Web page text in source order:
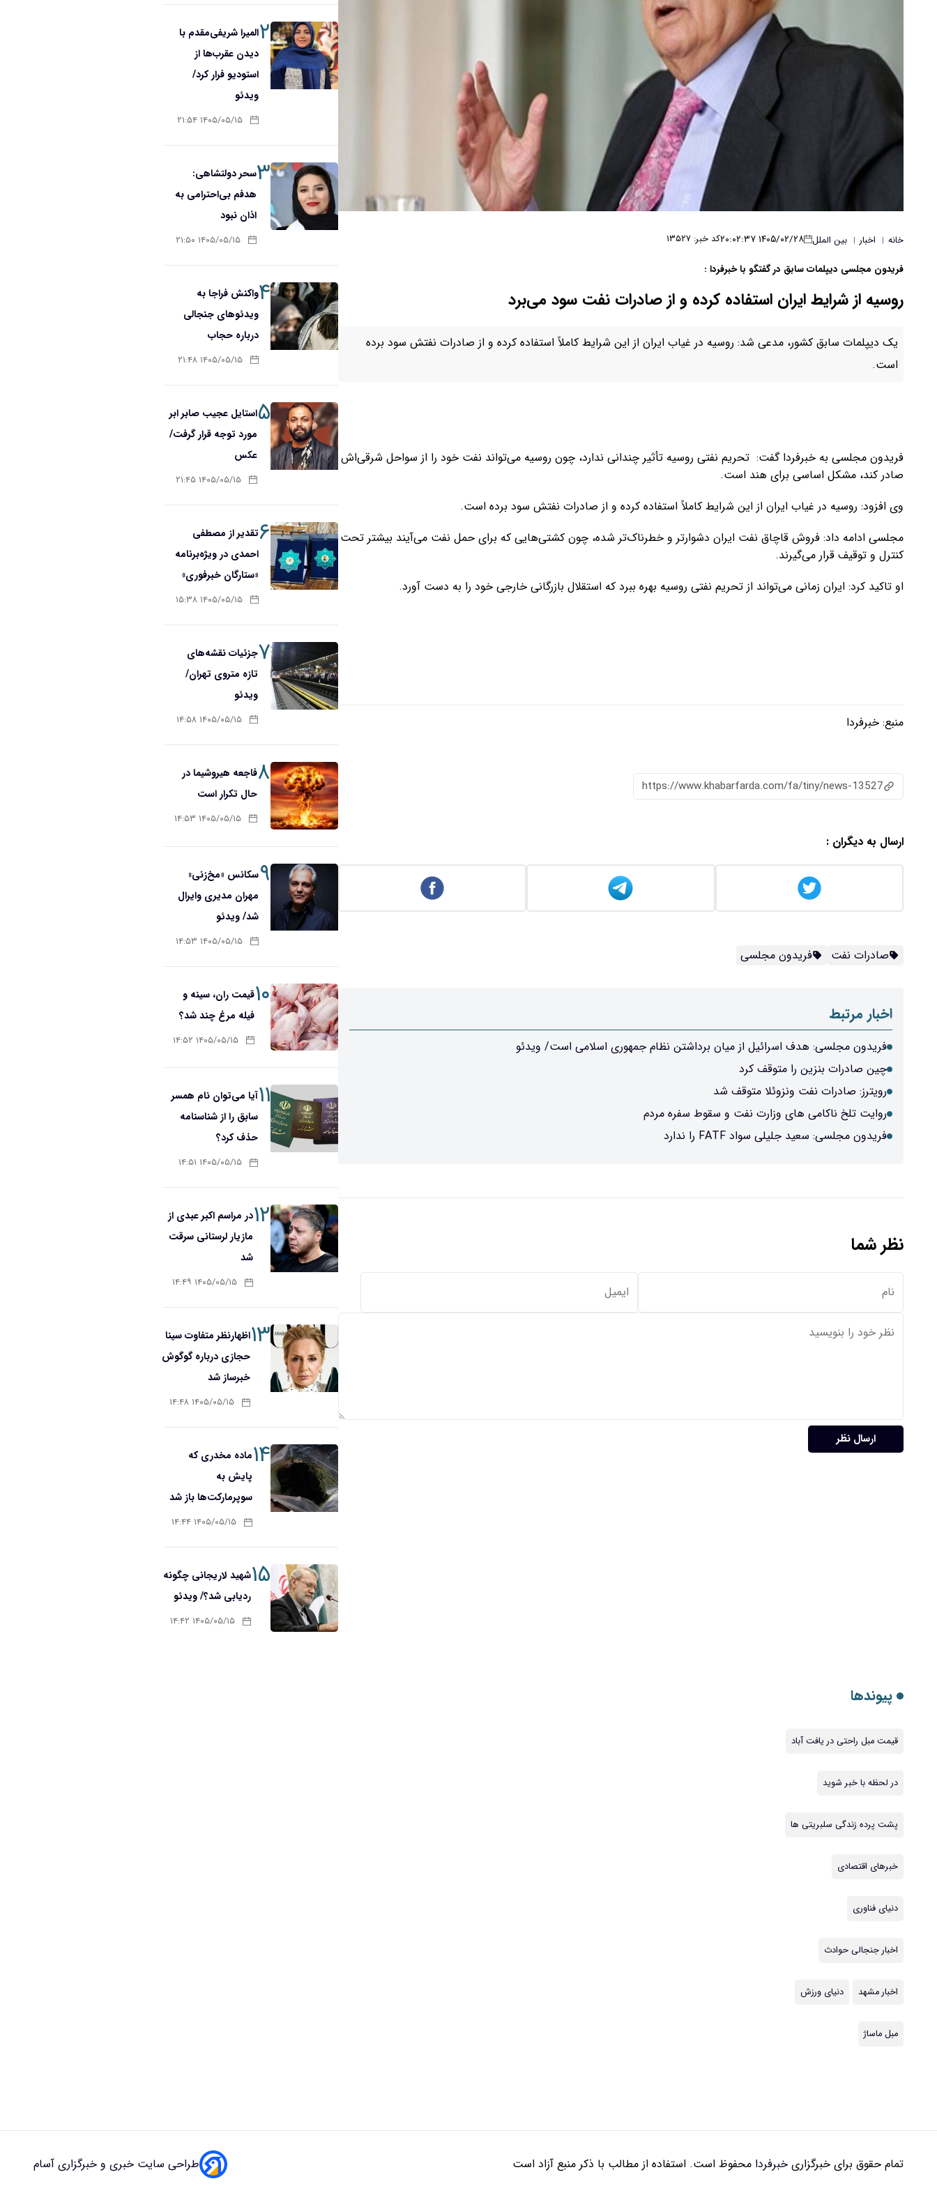
خانه | اخبار | بین الملل ۱۴۰۵/۰۲/۲۸ ۲۰:۰۲:۳۷ کد خبر: ۱۳۵۲۷
​فریدون مجلسی دیپلمات سابق در گفتگو با خبرفردا :
روسیه از شرایط ایران استفاده کرده و از صادرات نفت سود می‌برد
یک دیپلمات سابق کشور، مدعی شد: روسیه در غیاب ایران از این شرایط کاملاً استفاده کرده و از صادرات نفتش سود برده
است.
فریدون مجلسی به خبرفردا گفت: تحریم نفتی روسیه تأثیر چندانی ندارد، چون روسیه می‌تواند نفت خود را از سواحل شرقی‌اش
صادر کند، مشکل اساسی برای هند است.
وی افزود: روسیه در غیاب ایران از این شرایط کاملاً استفاده کرده و از صادرات نفتش سود برده است.
مجلسی ادامه داد: فروش قاچاق نفت ایران دشوارتر و خطرناک‌تر شده، چون کشتی‌هایی که برای حمل نفت می‌آیند بیشتر تحت
کنترل و توقیف قرار می‌گیرند.
او تاکید کرد: ایران زمانی می‌تواند از تحریم نفتی روسیه بهره ببرد که استقلال بازرگانی خارجی خود را به دست آورد.
منبع: خبرفردا
https://www.khabarfarda.com/fa/tiny/news-13527
ارسال به دیگران :
صادرات نفت فریدون مجلسی
اخبار مرتبط
فریدون مجلسی: هدف اسرائیل از میان برداشتن نظام جمهوری اسلامی است/ ویدئو
چین صادرات بنزین را متوقف کرد
رویترز: صادرات نفت ونزوئلا متوقف شد
روایت تلخ ناکامی های وزارت نفت و سقوط سفره مردم
فریدون مجلسی: سعید جلیلی سواد FATF را ندارد
نظر شما
ارسال نظر
۲المیرا شریفی‌مقدم با
دیدن عقرب‌ها از
استودیو فرار کرد/
ویدئو
۱۴۰۵/۰۵/۱۵ ۲۱:۵۴
۳سحر دولتشاهی:
هدفم بی‌احترامی به
اذان نبود
۱۴۰۵/۰۵/۱۵ ۲۱:۵۰
۴واکنش فراجا به
ویدئوهای جنجالی
درباره حجاب
۱۴۰۵/۰۵/۱۵ ۲۱:۴۸
۵استایل عجیب صابر ابر
مورد توجه قرار گرفت/
عکس
۱۴۰۵/۰۵/۱۵ ۲۱:۴۵
۶تقدیر از مصطفی
احمدی در ویژه‌برنامه
«ستارگان خبرفوری»
۱۴۰۵/۰۵/۱۵ ۱۵:۳۸
۷جزئیات نقشه‌های
تازه متروی تهران/
ویدئو
۱۴۰۵/۰۵/۱۵ ۱۴:۵۸
۸فاجعه هیروشیما در
حال تکرار است
۱۴۰۵/۰۵/۱۵ ۱۴:۵۳
۹سکانس «مخ‌زنی»
مهران مدیری وایرال
شد/ ویدئو
۱۴۰۵/۰۵/۱۵ ۱۴:۵۳
۱۰قیمت ران، سینه و
فیله مرغ چند شد؟
۱۴۰۵/۰۵/۱۵ ۱۴:۵۲
۱۱آیا می‌توان نام همسر
سابق را از شناسنامه
حذف کرد؟
۱۴۰۵/۰۵/۱۵ ۱۴:۵۱
۱۲در مراسم اکبر عبدی از
مازیار لرستانی سرقت
شد
۱۴۰۵/۰۵/۱۵ ۱۴:۴۹
۱۳اظهارنظر متفاوت سینا
حجازی درباره گوگوش
خبرساز شد
۱۴۰۵/۰۵/۱۵ ۱۴:۴۸
۱۴ماده مخدری که
پایش به
سوپرمارکت‌ها باز شد
۱۴۰۵/۰۵/۱۵ ۱۴:۴۴
۱۵شهید لاریجانی چگونه
ردیابی شد؟/ ویدئو
۱۴۰۵/۰۵/۱۵ ۱۴:۴۲
پیوندها
قیمت مبل راحتی در یافت آباد
در لحظه با خبر شوید
پشت پرده زندگی سلبریتی ها
خبرهای اقتصادی
دنیای فناوری
اخبار جنجالی حوادث
اخبار مشهد دنیای ورزش
مبل ماساژ
تمام حقوق برای خبرگزاری خبرفردا محفوظ است. استفاده از مطالب با ذکر منبع آزاد است طراحی سایت خبری و خبرگزاری آسام